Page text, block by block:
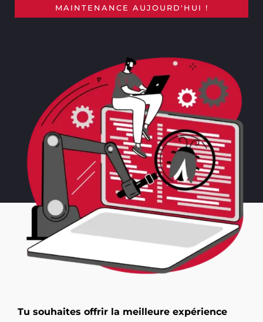
MAINTENANCE AUJOURD'HUI !
Tu souhaites offrir la meilleure expérience